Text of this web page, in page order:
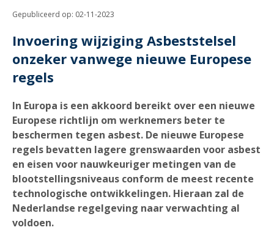
Gepubliceerd op: 02-11-2023
Invoering wijziging Asbeststelsel
onzeker vanwege nieuwe Europese
regels
In Europa is een akkoord bereikt over een nieuwe
Europese richtlijn om werknemers beter te
beschermen tegen asbest. De nieuwe Europese
regels bevatten lagere grenswaarden voor asbest
en eisen voor nauwkeuriger metingen van de
blootstellings­niveaus conform de meest recente
technologische ontwikkelingen. Hieraan zal de
Nederlandse regelgeving naar verwachting al
voldoen.